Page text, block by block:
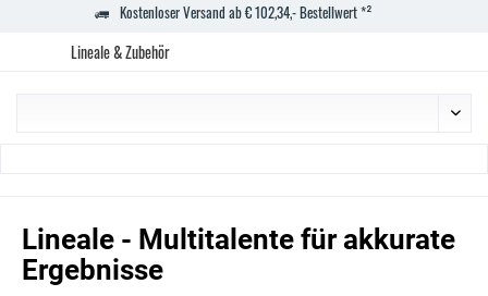
Kostenloser Versand ab € 102,34,- Bestellwert *²
Lineale & Zubehör
Lineale - Multitalente für akkurate
Ergebnisse